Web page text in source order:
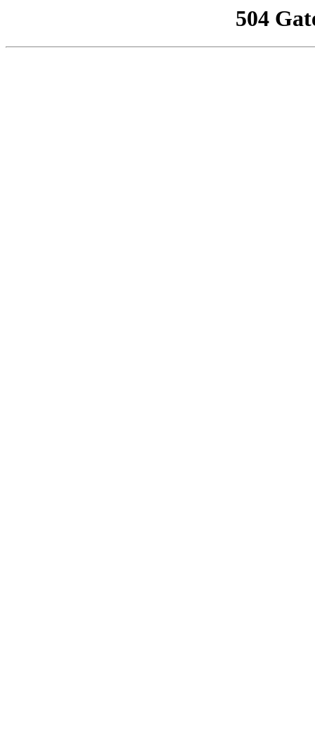
504